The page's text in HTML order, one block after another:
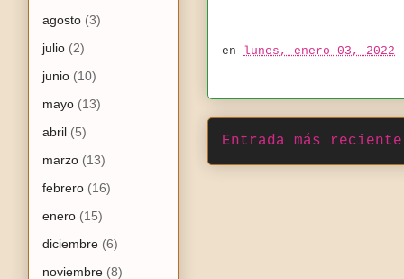
en lunes, enero 03, 2022
Entrada más reciente
agosto (3)
julio (2)
junio (10)
mayo (13)
abril (5)
marzo (13)
febrero (16)
enero (15)
diciembre (6)
noviembre (8)